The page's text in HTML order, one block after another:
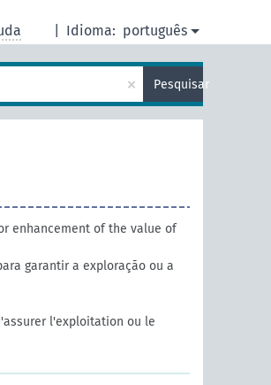
Idioma: português
× Pesquisar
enhancement of the value of
garantir a exploração ou a
l'exploitation ou le